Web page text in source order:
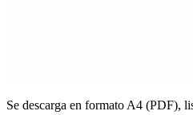
Se descarga en formato A4 (PDF),